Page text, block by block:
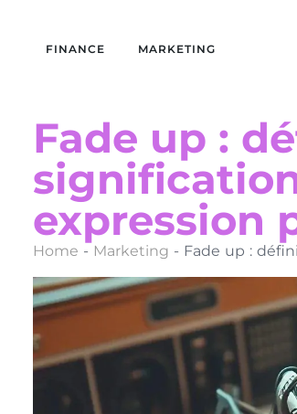
FINANCE MARKETING
Fade up :
expression
Home - Marketing - Fade up :